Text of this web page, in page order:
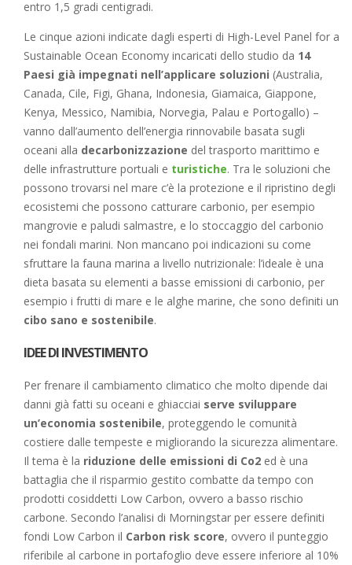
entro 1,5 gradi centigradi.
Le cinque azioni indicate dagli esperti di High-Level Panel for a
Sustainable Ocean Economy incaricati dello studio da 14
Paesi già impegnati nell’applicare soluzioni (Australia,
Canada, Cile, Figi, Ghana, Indonesia, Giamaica, Giappone,
Kenya, Messico, Namibia, Norvegia, Palau e Portogallo) –
vanno dall’aumento dell’energia rinnovabile basata sugli
oceani alla decarbonizzazione del trasporto marittimo e
delle infrastrutture portuali e turistiche. Tra le soluzioni che
possono trovarsi nel mare c’è la protezione e il ripristino degli
ecosistemi che possono catturare carbonio, per esempio
mangrovie e paludi salmastre, e lo stoccaggio del carbonio
nei fondali marini. Non mancano poi indicazioni su come
sfruttare la fauna marina a livello nutrizionale: l’ideale è una
dieta basata su elementi a basse emissioni di carbonio, per
esempio i frutti di mare e le alghe marine, che sono definiti un
cibo sano e sostenibile.
IDEE DI INVESTIMENTO
Per frenare il cambiamento climatico che molto dipende dai
danni già fatti su oceani e ghiacciai serve sviluppare
un’economia sostenibile, proteggendo le comunità
costiere dalle tempeste e migliorando la sicurezza alimentare.
Il tema è la riduzione delle emissioni di Co2 ed è una
battaglia che il risparmio gestito combatte da tempo con
prodotti cosiddetti Low Carbon, ovvero a basso rischio
carbone. Secondo l’analisi di Morningstar per essere definiti
fondi Low Carbon il Carbon risk score, ovvero il punteggio
riferibile al carbone in portafoglio deve essere inferiore al 10%